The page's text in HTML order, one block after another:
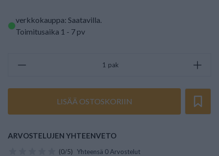
verkkokauppa: Saatavilla.
Toimitusaika 1 - 7 pv
pak
LISÄÄ OSTOSKORIIN
ARVOSTELUJEN YHTEENVETO
(0/5) Yhteensä 0 Arvostelut